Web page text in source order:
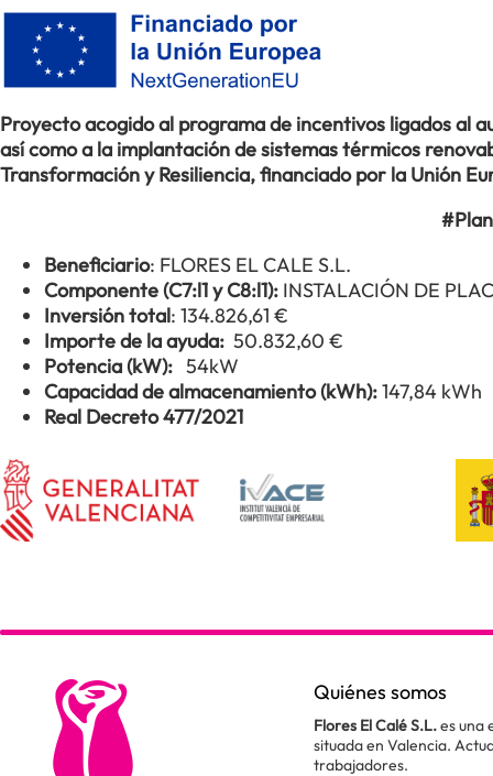
Proyecto acogido al programa de incentivos ligados al
así como a la implantación de sistemas térmicos
Transformación y Resiliencia, financiado por la Unión
Beneficiario: FLORES EL CALE S.L.
Componente (C7:l1 y C8:l1): INSTALACIÓN DE
Inversión total: 134.826,61 €
Importe de la ayuda: 50.832,60 €
Potencia (kW): 54kW
Capacidad de almacenamiento (kWh):147,84 kWh
Real Decreto 477/2021
Quiénes somos
Flores El Calé S.L.es una
situada en Valencia.
trabajadores.